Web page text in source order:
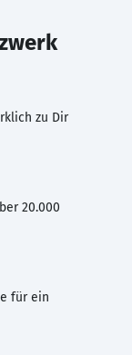
zu Dir
20.000
für ein